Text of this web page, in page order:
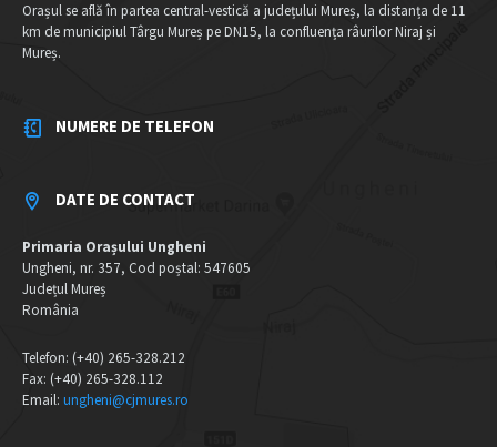
Orașul se află în partea central-vestică a județului Mureș, la distanța de 11
km de municipiul Târgu Mureș pe DN15, la confluența râurilor Niraj și
Mureș.
NUMERE DE TELEFON
DATE DE CONTACT
Primaria Orașului Ungheni
Ungheni, nr. 357, Cod poștal: 547605
Județul Mureș
România
Telefon: (+40) 265-328.212
Fax: (+40) 265-328.112
Email: ungheni@cjmures.ro